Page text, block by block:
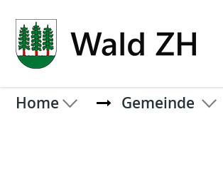
Kopfzeile
Home Gemeinde